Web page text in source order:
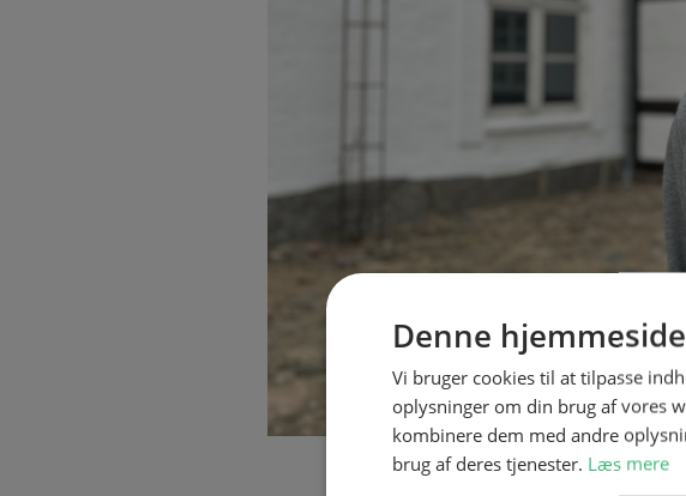
Denne
Vi bruger cookies til at tilpasse
oplysninger om din brug af vores
kombinere dem med andre
brug af deres tjenester. Læs mere